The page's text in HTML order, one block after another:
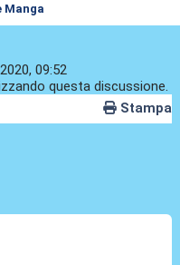
Manga
09:52
questa discussione.
Stampa